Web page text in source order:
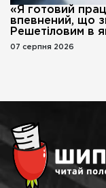
«Я готовий
впевнений, що
Решетіловим в
07 серпня 2026